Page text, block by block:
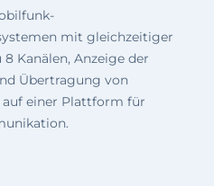
mit gleichzeitiger
Kanälen, Anzeige der
Übertragung von
einer Plattform für